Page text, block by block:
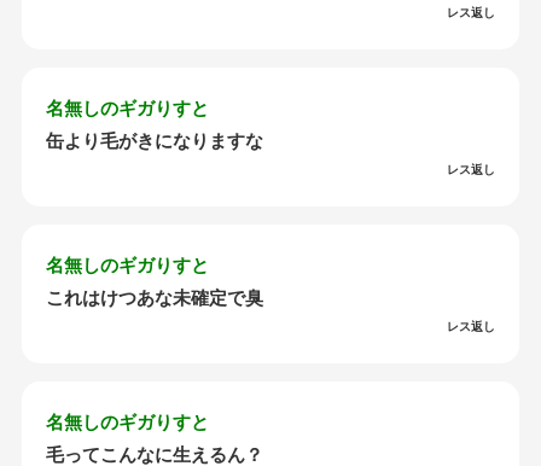
レス返し
名無しのギガりすと
缶より毛がきになりますな
レス返し
名無しのギガりすと
これはけつあな未確定で臭
レス返し
名無しのギガりすと
毛ってこんなに生えるん？